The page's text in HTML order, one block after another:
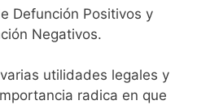
Defunción Positivos y
Negativos.
utilidades legales y
radica en que